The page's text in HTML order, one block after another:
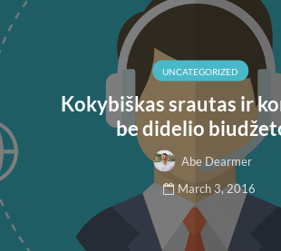
UNCATEGORIZED
Kokybiškas srautas ir
be didelio
Abe Dearmer
March 3, 2016